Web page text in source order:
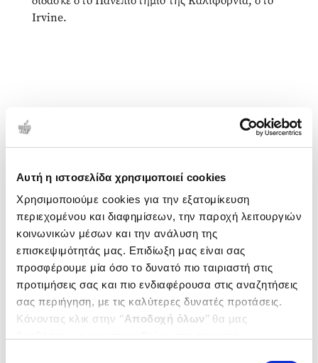
Αυτή η ιστοσελίδα χρησιμοποιεί cookies
Χρησιμοποιούμε cookies για την εξατομίκευση
περιεχομένου και διαφημίσεων, την παροχή λειτουργιών
κοινωνικών μέσων και την ανάλυση της
επισκεψιμότητάς μας. Επιδίωξη μας είναι σας
προσφέρουμε μία όσο το δυνατό πιο ταιριαστή στις
προτιμήσεις σας και πιο ενδιαφέρουσα στις αναζητήσεις
σας περιήγηση, με τις καλύτερες δυνατές προτάσεις.
Κάνοντας κλικ στην ‘’Αποδοχή όλων’’ θα μας
Irvine.
Δημοτικότητα